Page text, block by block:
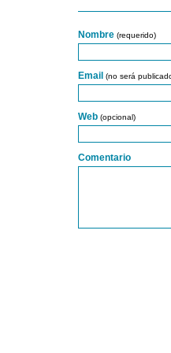
Nombre (requerido)
Email (no será
Web (opcional)
Comentario